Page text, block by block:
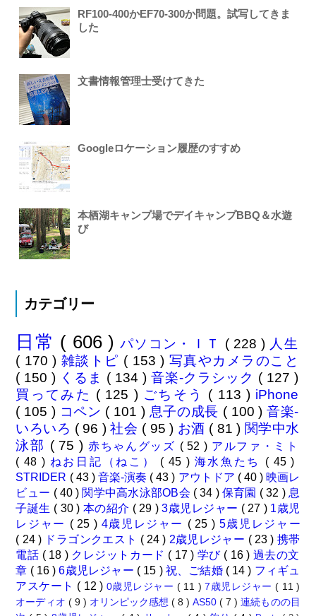
RF100-400かEF70-300か問題。試写してきま
した
文書情報管理士受けてきた
Googleロケーション履歴のすすめ
本栖湖キャンプ場でデイキャンプBBQ＆水遊
び
カテゴリー
日常 ( 606 )パソコン・ＩＴ ( 228 ) 人生
( 170 ) 雑談トピ ( 153 ) 写真やカメラのこと
( 150 ) くるま ( 134 ) 音楽-クラシック ( 127 )
買ってみた ( 125 ) ごちそう ( 113 ) iPhone
( 105 ) コペン ( 101 ) 息子の成長 ( 100 )音楽-
いろいろ ( 96 )社会 ( 95 ) お酒 ( 81 ) 関学中水
泳部 ( 75 ) 赤ちゃんグッズ ( 52 ) アルファ・ミト
( 48 ) ねお日記（ねこ） ( 45 ) 海水魚たち ( 45 )
STRIDER ( 43 ) 音楽-演奏 ( 43 ) アウトドア ( 40 ) 映画レ
ビュー ( 40 ) 関学中高水泳部OB会 ( 34 ) 保育園 ( 32 ) 息
子誕生 ( 30 ) 本の紹介 ( 29 )3歳児レジャー ( 27 ) 1歳児
レジャー ( 25 ) 4歳児レジャー ( 25 ) 5歳児レジャー
( 24 ) ドラゴンクエスト ( 24 ) 2歳児レジャー ( 23 ) 携帯
電話 ( 18 ) クレジットカード ( 17 ) 学び ( 16 ) 過去の文
章 ( 16 )6歳児レジャー ( 15 ) 祝、ご結婚 ( 14 ) フィギュ
アスケート ( 12 ) 0歳児レジャー ( 11 )7歳児レジャー( 11 )
オーディオ ( 9 ) オリンピック感想( 8 )AS50( 7 )連続ものの目